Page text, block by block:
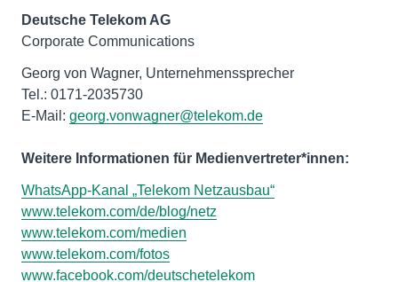
Deutsche Telekom AG
Corporate Communications
Georg von Wagner, Unternehmenssprecher
Tel.: 0171-2035730
E-Mail: georg.vonwagner@telekom.de
Weitere Informationen für Medienvertreter*innen:
WhatsApp-Kanal „Telekom Netzausbau“
www.telekom.com/de/blog/netz
www.telekom.com/medien
www.telekom.com/fotos
www.facebook.com/deutschetelekom